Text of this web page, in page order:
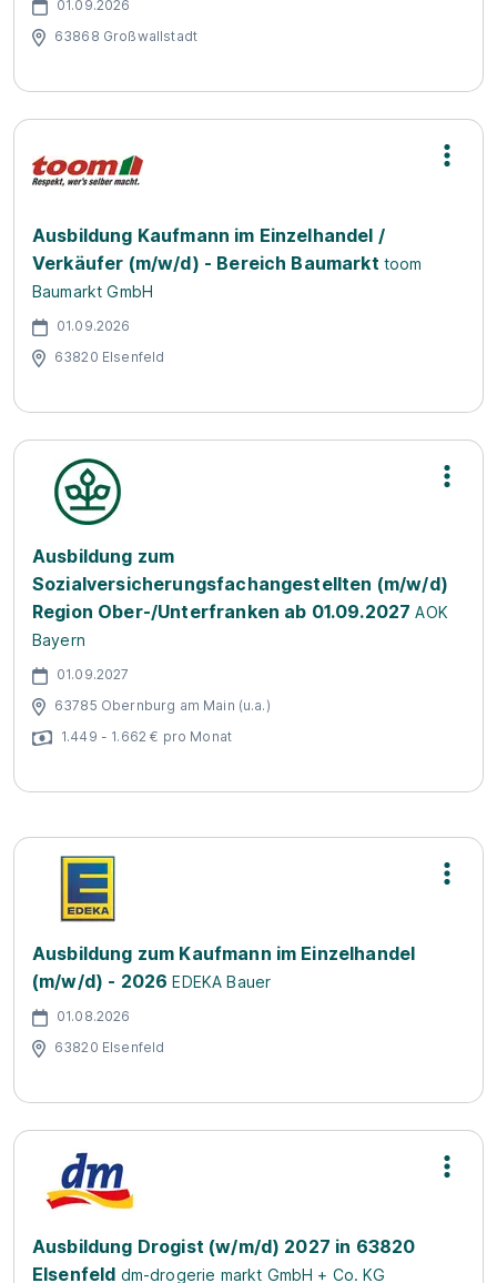
01.09.2026
63868 Großwallstadt
Ausbildung Kaufmann im Einzelhandel /
Verkäufer (m/w/d) - Bereich Baumarkt toom
Baumarkt GmbH
01.09.2026
63820 Elsenfeld
Ausbildung zum
Sozialversicherungsfachangestellten (m/w/d)
Region Ober-/Unterfranken ab 01.09.2027 AOK
Bayern
01.09.2027
63785 Obernburg am Main (u.a.)
1.449 - 1.662 € pro Monat
Ausbildung zum Kaufmann im Einzelhandel
(m/w/d) - 2026 EDEKA Bauer
01.08.2026
63820 Elsenfeld
Ausbildung Drogist (w/m/d) 2027 in 63820
Elsenfeld dm-drogerie markt GmbH + Co. KG